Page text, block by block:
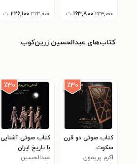
۲۳۴,۰۰۰ ۱۶۳,۸۰۰ ت ۳۲۳,۰۰۰ ۲۲۶,۱۰۰ ت
کتاب‌های عبدالحسین زرین‌کوب
٪۳۰
کتاب صوتی دو قرن
سکوت
اکرم پریمون
٪۳۰
کتاب صوتی آشنایی
با تاریخ ایران
عبدالحسین